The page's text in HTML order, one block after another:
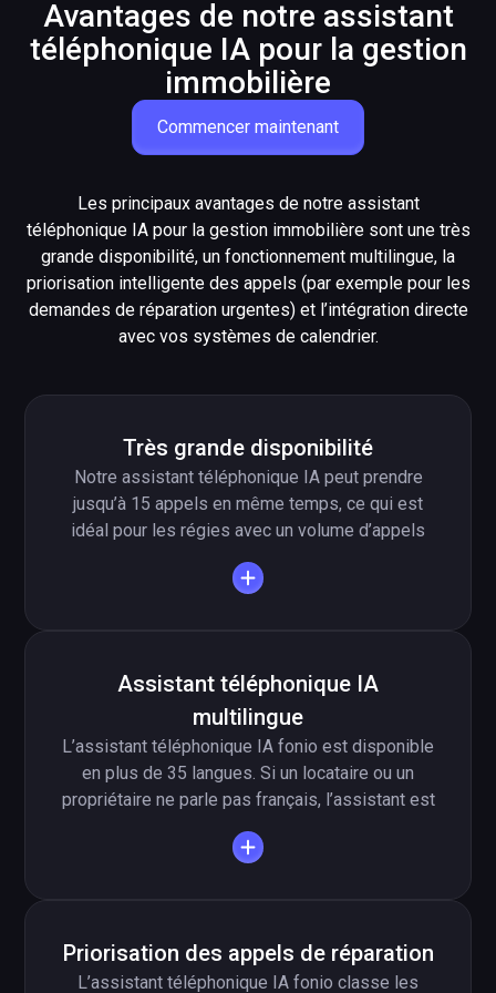
Avantages de notre assistant
téléphonique IA pour la gestion
immobilière
Commencer maintenant
Les principaux avantages de notre assistant
téléphonique IA pour la gestion immobilière sont une très
grande disponibilité, un fonctionnement multilingue, la
priorisation intelligente des appels (par exemple pour les
demandes de réparation urgentes) et l’intégration directe
avec vos systèmes de calendrier.
Très grande disponibilité
Notre assistant téléphonique IA peut prendre
jusqu’à 15 appels en même temps, ce qui est
idéal pour les régies avec un volume d’appels
élevé. Une gestion immobilière d’environ 1 000
logements reçoit en moyenne 300 appels par
jusqu’à 15 appels en parallèle, l’assistant
téléphonique IA garantit que toutes les
demandes importantes sont prises en charge
sans délai.
Assistant téléphonique IA
multilingue
L’assistant téléphonique IA fonio est disponible
en plus de 35 langues. Si un locataire ou un
propriétaire ne parle pas français, l’assistant est
capable de dialoguer dans sa langue. La
fonction multilingue permet de changer de
Priorisation des appels de réparation
L’assistant téléphonique IA fonio classe les